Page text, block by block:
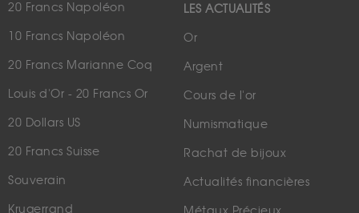
20 Francs Napoléon
10 Francs Napoléon
20 Francs Marianne Coq
Louis d'Or - 20 Francs Or
20 Dollars US
20 Francs Suisse
Souverain
Krugerrand
LES ACTUALITÉS
Or
Argent
Cours de l'or
Numismatique
Rachat de bijoux
Actualités financières